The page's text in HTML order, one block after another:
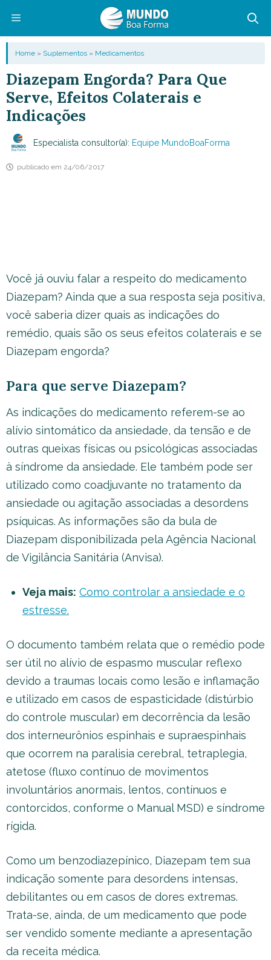
conteúdo
Menu
Home » Suplementos » Medicamentos
Diazepam Engorda? Para Que
Serve, Efeitos Colaterais e
Indicações
Especialista consultor(a): Equipe MundoBoaForma
publicado em 24/06/2017
Você já ouviu falar a respeito do medicamento
Diazepam? Ainda que a sua resposta seja positiva,
você saberia dizer quais as indicações do
remédio, quais são os seus efeitos colaterais e se
Diazepam engorda?
Para que serve Diazepam?
As indicações do medicamento referem-se ao
alívio sintomático da ansiedade, da tensão e de
outras queixas físicas ou psicológicas associadas
à síndrome da ansiedade. Ele também pode ser
utilizado como coadjuvante no tratamento da
ansiedade ou agitação associadas a desordens
psíquicas. As informações são da bula de
Diazepam disponibilizada pela Agência Nacional
de Vigilância Sanitária (Anvisa).
Veja mais: Como controlar a ansiedade e o
estresse.
O documento também relata que o remédio pode
ser útil no alívio de espasmo muscular reflexo
devido a traumas locais como lesão e inflamação
e utilizado em casos de espasticidade (distúrbio
do controle muscular) em decorrência da lesão
dos interneurônios espinhais e supraespinhais
que ocorrem na paralisia cerebral, tetraplegia,
atetose (fluxo contínuo de movimentos
involuntários anormais, lentos, contínuos e
contorcidos, conforme o Manual MSD) e síndrome
rígida.
Como um benzodiazepínico, Diazepam tem sua
indicação somente para desordens intensas,
debilitantes ou em casos de dores extremas.
Trata-se, ainda, de um medicamento que pode
ser vendido somente mediante a apresentação
da receita médica.